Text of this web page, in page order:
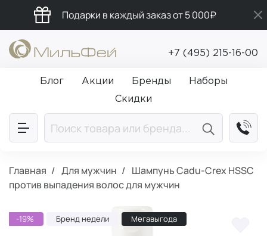
Подарки в каждый заказ от 5 000₽
Промокод ПРИВЕТ
Бесплатная доставка от 5 000₽
+7 (495) 215-16-00
Блог Акции Бренды
Наборы
Скидки
Главная Для мужчин
Шампунь Cadu-Crex HSSC
против выпадения волос для мужчин
-19% Бренд недели Мегавыгода